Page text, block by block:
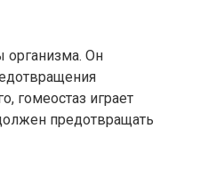
организма. Он
гомеостаз играет
предотвращать